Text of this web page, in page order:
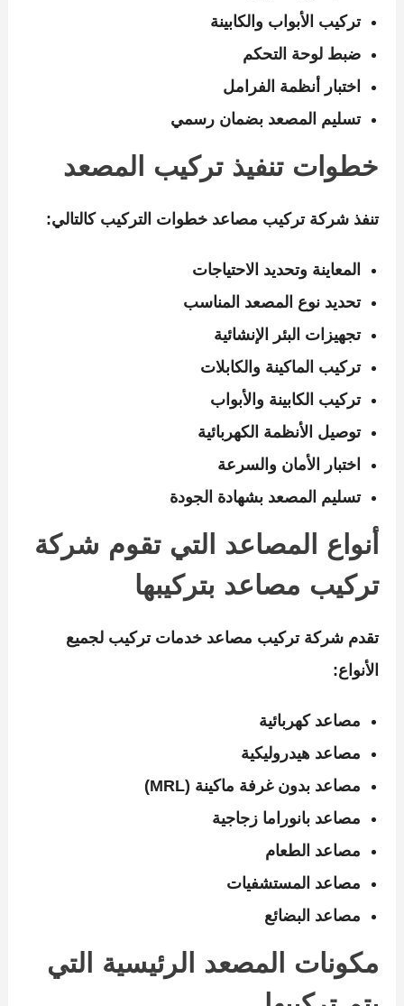
تركيب الأبواب والكابينة
ضبط لوحة التحكم
اختبار أنظمة الفرامل
تسليم المصعد بضمان رسمي
خطوات تنفيذ تركيب المصعد
تنفذ شركة تركيب مصاعد خطوات التركيب كالتالي:
المعاينة وتحديد الاحتياجات
تحديد نوع المصعد المناسب
تجهيزات البئر الإنشائية
تركيب الماكينة والكابلات
تركيب الكابينة والأبواب
توصيل الأنظمة الكهربائية
اختبار الأمان والسرعة
تسليم المصعد بشهادة الجودة
أنواع المصاعد التي تقوم شركة
تركيب مصاعد بتركيبها
تقدم شركة تركيب مصاعد خدمات تركيب لجميع
الأنواع:
مصاعد كهربائية
مصاعد هيدروليكية
مصاعد بدون غرفة ماكينة (MRL)
مصاعد بانوراما زجاجية
مصاعد الطعام
مصاعد المستشفيات
مصاعد البضائع
مكونات المصعد الرئيسية التي